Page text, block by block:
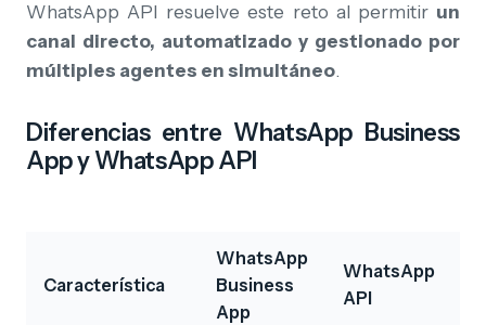
WhatsApp API resuelve este reto al permitir un
canal directo, automatizado y gestionado por
múltiples agentes en simultáneo.
Diferencias entre WhatsApp Business
App y WhatsApp API
Característica
WhatsApp
Business
App
WhatsApp
API